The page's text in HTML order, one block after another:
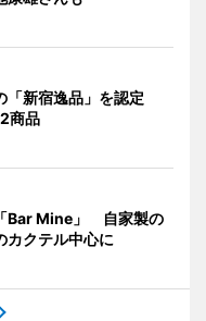
「新宿逸品」を認定
商品
Bar Mine」 自家製の
カクテル中心に